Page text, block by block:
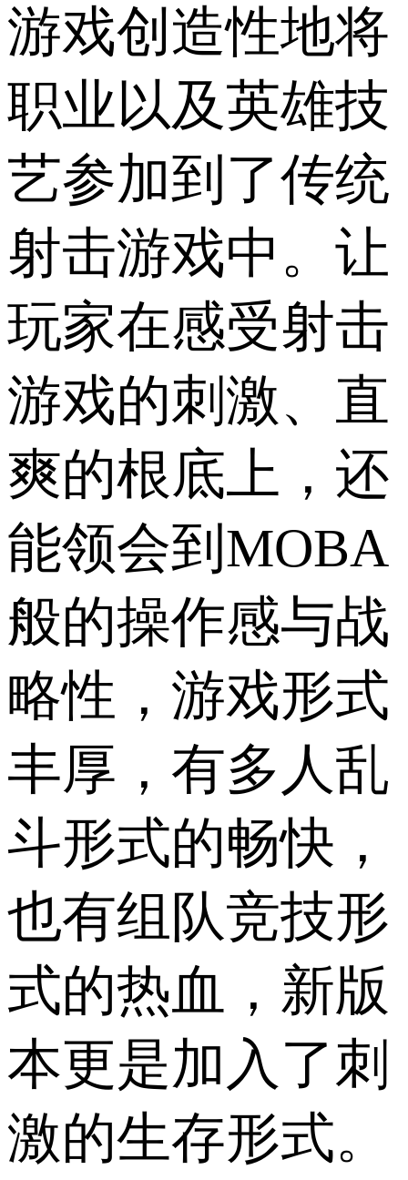
游戏创造性地将
职业以及英雄技
艺参加到了传统
射击游戏中。让
玩家在感受射击
游戏的刺激、直
爽的根底上，还
能领会到MOBA
般的操作感与战
略性，游戏形式
丰厚，有多人乱
斗形式的畅快，
也有组队竞技形
式的热血，新版
本更是加入了刺
激的生存形式。